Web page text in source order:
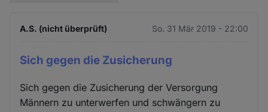
A.S. (nicht überprüft) So. 31 Mär 2019 - 22:00
Sich gegen die Zusicherung
Sich gegen die Zusicherung der Versorgung
Männern zu unterwerfen und schwängern zu